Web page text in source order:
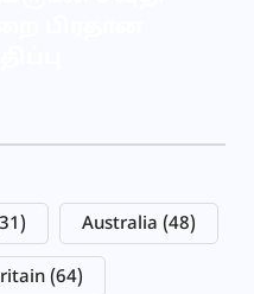
Australia (48)
(64)